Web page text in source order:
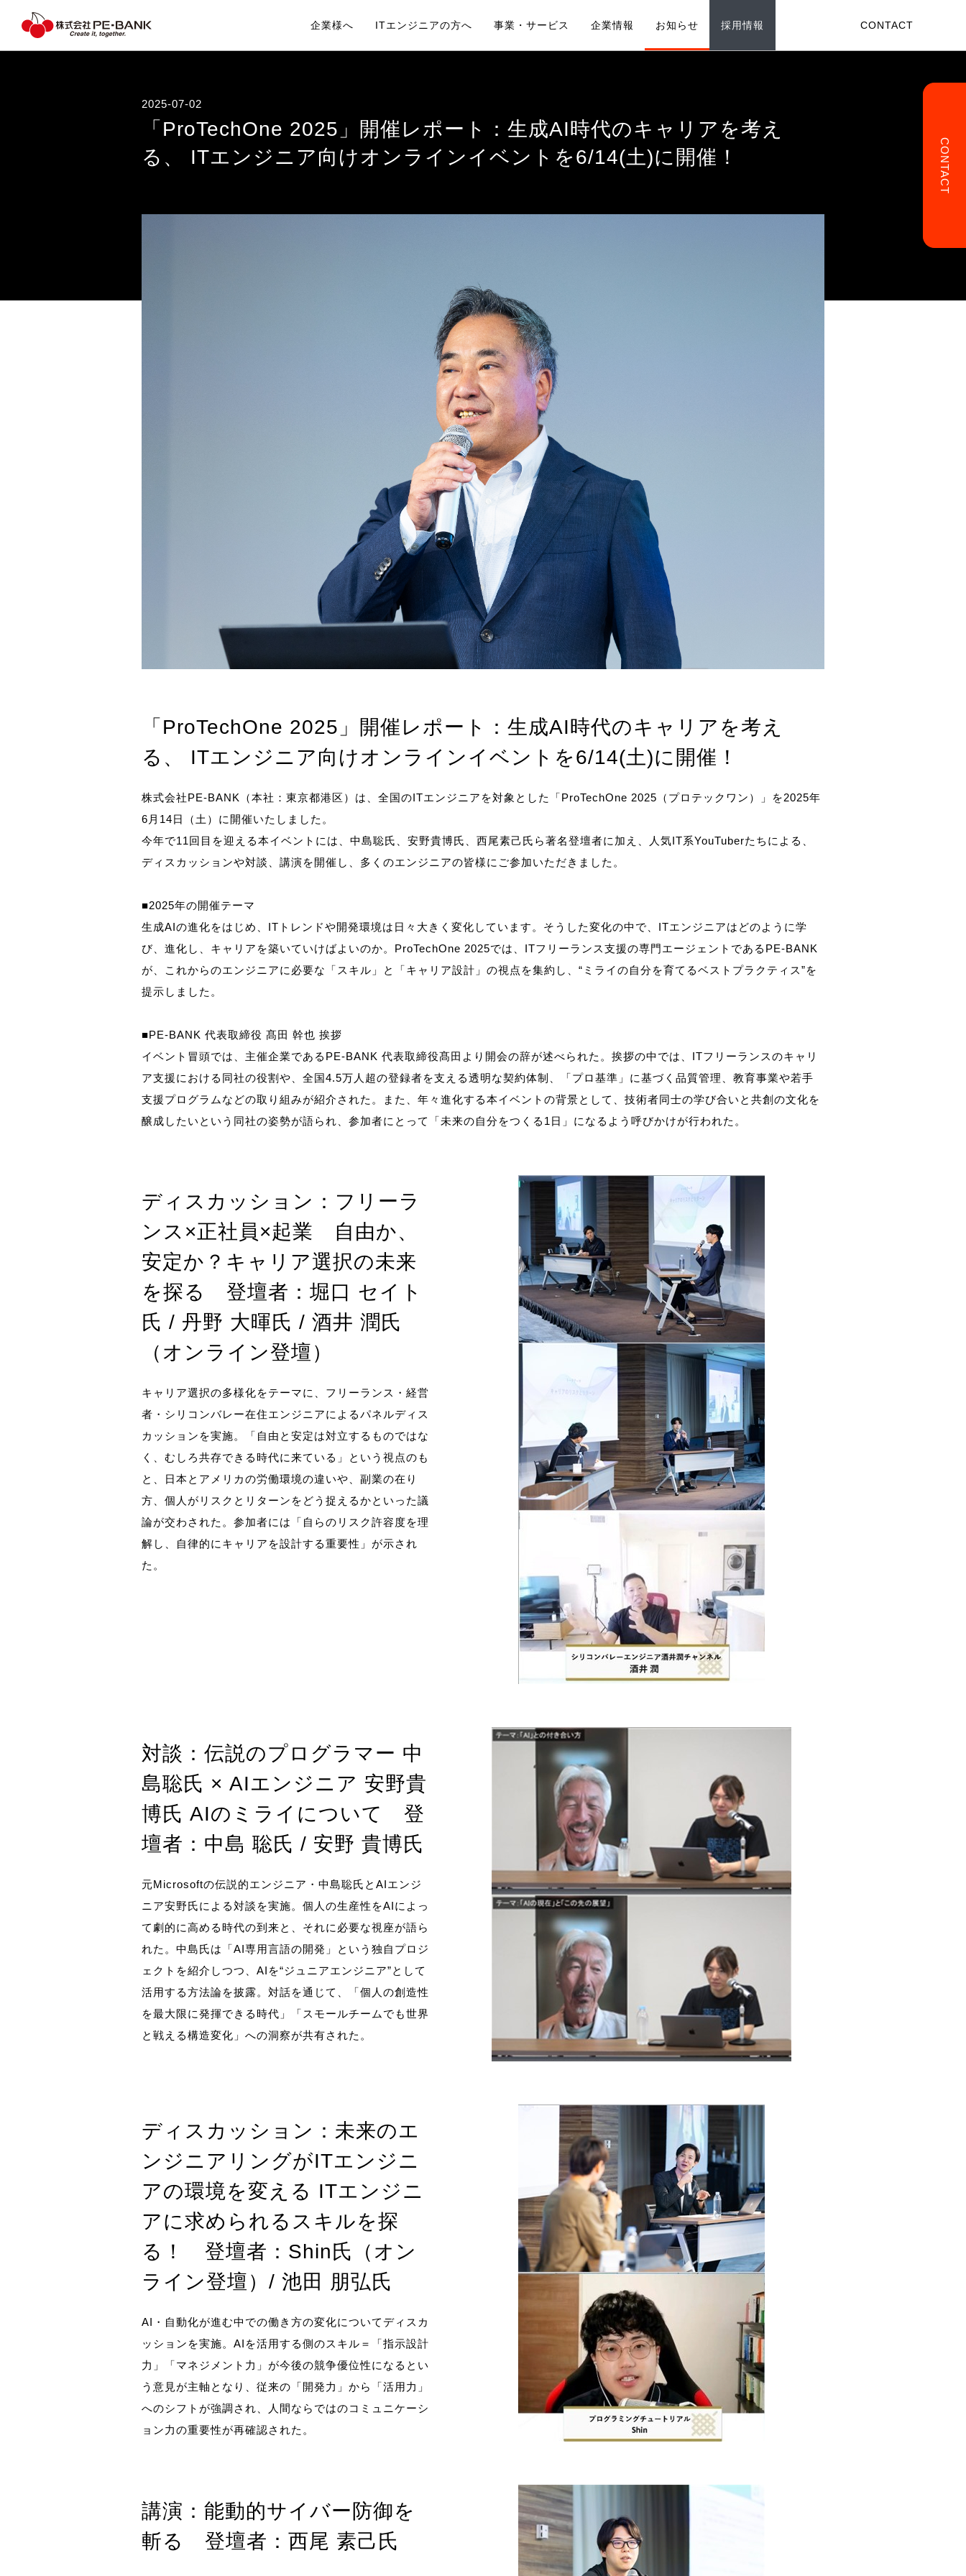
企業様へ ITエンジニアの方へ 事業・サービス 企業情報 お知らせ 採用情報 CONTACT
ITエンジニアの方へ
Pe-BANKキャリア Pe-BANKカレッジ CONTACT
2025-07-02
「ProTechOne 2025」開催レポート：生成AI時代のキャリアを考え
る、 ITエンジニア向けオンラインイベントを6/14(土)に開催！
「ProTechOne 2025」開催レポート：生成AI時代のキャリアを考え
る、 ITエンジニア向けオンラインイベントを6/14(土)に開催！
株式会社PE-BANK（本社：東京都港区）は、全国のITエンジニアを対象とした「ProTechOne 2025（プロテックワン）」を2025年
6月14日（土）に開催いたしました。
今年で11回目を迎える本イベントには、中島聡氏、安野貴博氏、西尾素己氏ら著名登壇者に加え、人気IT系YouTuberたちによる、
ディスカッションや対談、講演を開催し、多くのエンジニアの皆様にご参加いただきました。
■2025年の開催テーマ
生成AIの進化をはじめ、ITトレンドや開発環境は日々大きく変化しています。そうした変化の中で、ITエンジニアはどのように学
び、進化し、キャリアを築いていけばよいのか。ProTechOne 2025では、ITフリーランス支援の専門エージェントであるPE-BANK
が、これからのエンジニアに必要な「スキル」と「キャリア設計」の視点を集約し、“ミライの自分を育てるベストプラクティス”を
提示しました。
■PE-BANK 代表取締役 髙田 幹也 挨拶
イベント冒頭では、主催企業であるPE-BANK 代表取締役髙田より開会の辞が述べられた。挨拶の中では、ITフリーランスのキャリ
ア支援における同社の役割や、全国4.5万人超の登録者を支える透明な契約体制、「プロ基準」に基づく品質管理、教育事業や若手
支援プログラムなどの取り組みが紹介された。また、年々進化する本イベントの背景として、技術者同士の学び合いと共創の文化を
醸成したいという同社の姿勢が語られ、参加者にとって「未来の自分をつくる1日」になるよう呼びかけが行われた。
ディスカッション：フリーラ
ンス×正社員×起業 自由か、
安定か？キャリア選択の未来
を探る 登壇者：堀口 セイト
氏 / 丹野 大暉氏 / 酒井 潤氏
（オンライン登壇）
キャリア選択の多様化をテーマに、フリーランス・経営
者・シリコンバレー在住エンジニアによるパネルディス
カッションを実施。「自由と安定は対立するものではな
く、むしろ共存できる時代に来ている」という視点のも
と、日本とアメリカの労働環境の違いや、副業の在り
方、個人がリスクとリターンをどう捉えるかといった議
論が交わされた。参加者には「自らのリスク許容度を理
解し、自律的にキャリアを設計する重要性」が示され
た。
対談：伝説のプログラマー 中
島聡氏 × AIエンジニア 安野貴
博氏 AIのミライについて 登
壇者：中島 聡氏 / 安野 貴博氏
元Microsoftの伝説的エンジニア・中島聡氏とAIエンジ
ニア安野氏による対談を実施。個人の生産性をAIによっ
て劇的に高める時代の到来と、それに必要な視座が語ら
れた。中島氏は「AI専用言語の開発」という独自プロジ
ェクトを紹介しつつ、AIを“ジュニアエンジニア”として
活用する方法論を披露。対話を通じて、「個人の創造性
を最大限に発揮できる時代」「スモールチームでも世界
と戦える構造変化」への洞察が共有された。
ディスカッション：未来のエ
ンジニアリングがITエンジニ
アの環境を変える ITエンジニ
アに求められるスキルを探
る！ 登壇者：Shin氏（オン
ライン登壇）/ 池田 朋弘氏
AI・自動化が進む中での働き方の変化についてディスカ
ッションを実施。AIを活用する側のスキル＝「指示設計
力」「マネジメント力」が今後の競争優位性になるとい
う意見が主軸となり、従来の「開発力」から「活用力」
へのシフトが強調され、人間ならではのコミュニケーシ
ョン力の重要性が再確認された。
講演：能動的サイバー防御を
斬る 登壇者：西尾 素己氏